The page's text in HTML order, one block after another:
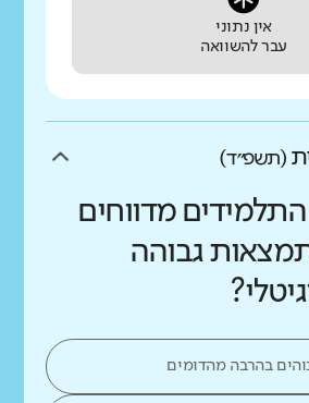
אין נתוני
עבר להשוואה
(תשפ״ד)
התלמידים מדווחים
גבוהה
בהרבה מהדומים